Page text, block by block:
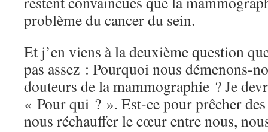
problème du cancer du sein.
Et j’en viens à la deuxième question
pas assez : Pourquoi nous démenons-
douteurs de la mammographie ? Je
« Pour qui ? ». Est-ce pour prêcher
nous réchauffer le cœur entre nous,